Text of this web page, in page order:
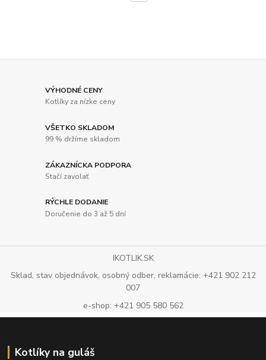
VÝHODNÉ CENY
Kotlíky za nízke ceny
VŠETKO SKLADOM
99 % držíme skladom
ZÁKAZNÍCKA PODPORA
Stačí zavolať
RÝCHLE DODANIE
Doručenie do 3 až 5 dní
IKOTLIK.SK
Sklad, stav objednávok, osobný odber, reklamácie: +421 902 212
007
e-shop: +421 905 580 562
Kotlíky na guláš